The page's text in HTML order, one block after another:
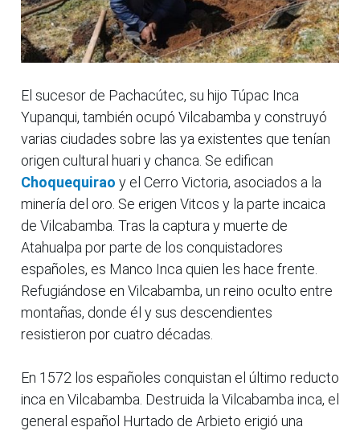
El sucesor de Pachacútec, su hijo Túpac Inca
Yupanqui, también ocupó Vilcabamba y construyó
varias ciudades sobre las ya existentes que tenían
origen cultural huari y chanca. Se edifican
Choquequirao y el Cerro Victoria, asociados a la
minería del oro. Se erigen Vitcos y la parte incaica
de Vilcabamba. Tras la captura y muerte de
Atahualpa por parte de los conquistadores
españoles, es Manco Inca quien les hace frente.
Refugiándose en Vilcabamba, un reino oculto entre
montañas, donde él y sus descendientes
resistieron por cuatro décadas.
En 1572 los españoles conquistan el último reducto
inca en Vilcabamba. Destruida la Vilcabamba inca, el
general español Hurtado de Arbieto erigió una